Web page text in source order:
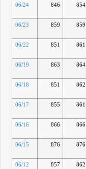
06/24 846 854
06/23 859 859
06/22 851 861
06/19 863 864
06/18 851 862
06/17 855 861
06/16 866 866
06/15 876 876
06/12 857 862